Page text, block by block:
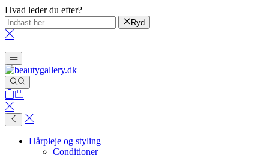
Hvad leder du efter?
Ryd
Hårpleje og styling
Conditioner